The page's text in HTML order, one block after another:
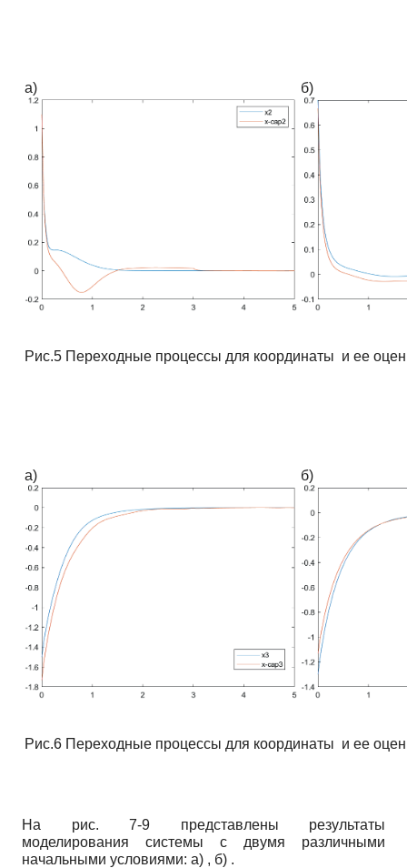
а) б)
Рис.5 Переходные процессы для координаты и ее
а) б)
Рис.6 Переходные процессы для координаты и ее
На рис. 7-9 представлены результаты
моделирования системы с двумя различными
начальными условиями: а) , б) .